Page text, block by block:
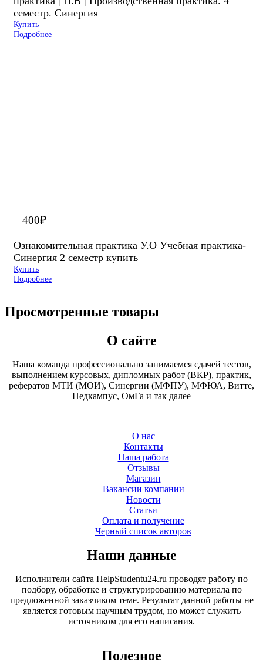
семестр. Синергия
Купить
Подробнее
400₽
Ознакомительная практика У.О Учебная практика-
Синергия 2 семестр купить
Купить
Подробнее
Просмотренные товары
О сайте
Наша команда профессионально занимаемся сдачей тестов,
выполнением курсовых, дипломных работ (ВКР), практик,
рефератов МТИ (МОИ), Синергии (МФПУ), МФЮА, Витте,
Педкампус, ОмГа и так далее
О нас
Контакты
Наша работа
Отзывы
Магазин
Вакансии компании
Новости
Статьи
Оплата и получение
Черный список авторов
Наши данные
Исполнители сайта HelpStudentu24.ru проводят работу по
подбору, обработке и структурированию материала по
предложенной заказчиком теме. Результат данной работы не
является готовым научным трудом, но может служить
источником для его написания.
Полезное